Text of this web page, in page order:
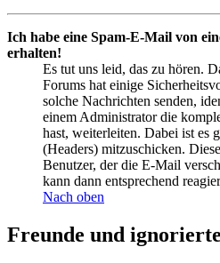
Ich habe eine Spam-E-Mail von
erhalten!
Es tut uns leid, das zu hören.
Forums hat einige
solche Nachrichten senden,
einem Administrator die
hast, weiterleiten. Dabei ist es
(Headers) mitzuschicken.
Benutzer, der die E-Mail
kann dann entsprechend
Nach oben
Freunde und